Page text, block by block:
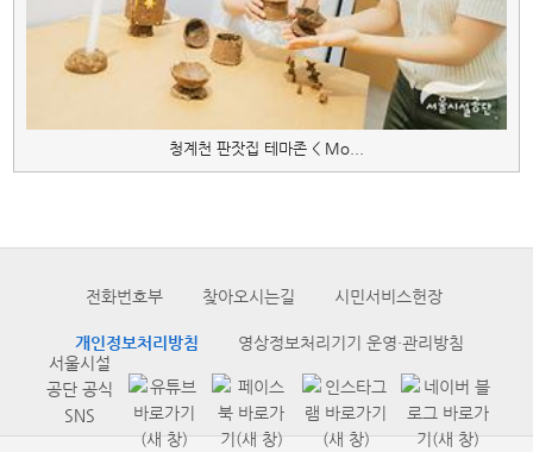
청계천 판잣집 테마존 < Mo...
전화번호부 찾아오시는길 시민서비스헌장
개인정보처리방침
영상정보처리기기 운영·관리방침
서울시설
공단 공식
SNS